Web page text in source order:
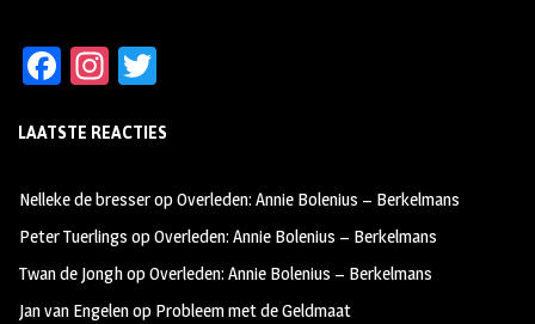
Fa
b
oo
k
In
ag
m
tt
LAATSTE REACTIES
Nelleke de bresseropOverleden: Annie Bolenius – Berkelmans
Peter Tuerlings opOverleden: Annie Bolenius – Berkelmans
Twan de JonghopOverleden: Annie Bolenius – Berkelmans
Jan van Engelenop Probleem met de Geldmaat